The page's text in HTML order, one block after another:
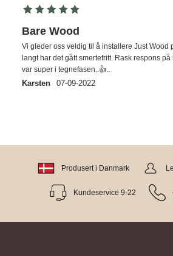
Bare Wood
Vi gleder oss veldig til å installere Just Wood
langt har det gått smertefritt. Rask respons
var super i tegnefasen..👍..
Karsten 07-09-2022
Produsert i Danmark
Kundeservice 9-22